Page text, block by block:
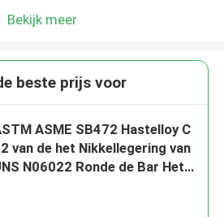
Bekijk meer
beste prijs voor
ASME SB472 Hastelloy C
van de het Nikkellegering van
N06022 Ronde de Bar Hete